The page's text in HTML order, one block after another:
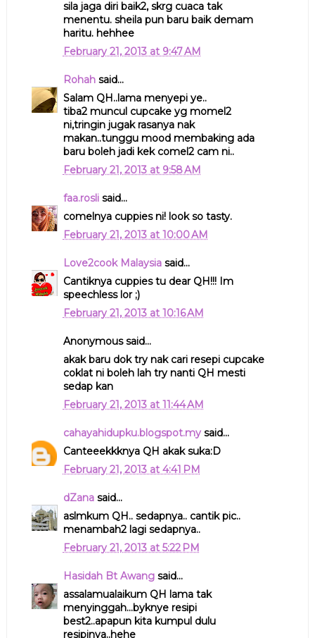
sila jaga diri baik2, skrg cuaca tak
menentu. sheila pun baru baik demam
haritu. hehhee
February 21, 2013 at 9:47 AM
Rohahsaid...
Salam QH..lama menyepi ye..
tiba2 muncul cupcake yg momel2
ni,tringin jugak rasanya nak
makan..tunggu mood membaking ada
baru boleh jadi kek comel2 cam ni..
February 21, 2013 at 9:58 AM
faa.roslisaid...
comelnya cuppies ni! look so tasty.
February 21, 2013 at 10:00 AM
Love2cook Malaysiasaid...
Cantiknya cuppies tu dear QH!!! Im
speechless lor ;)
February 21, 2013 at 10:16 AM
Anonymous said...
akak baru dok try nak cari resepi cupcake
coklat ni boleh lah try nanti QH mesti
sedap kan
February 21, 2013 at 11:44 AM
cahayahidupku.blogspot.mysaid...
Canteeekkknya QH akak suka:D
February 21, 2013 at 4:41 PM
dZanasaid...
aslmkum QH.. sedapnya.. cantik pic..
menambah2 lagi sedapnya..
February 21, 2013 at 5:22 PM
Hasidah Bt Awangsaid...
assalamualaikum QH lama tak
menyinggah...byknye resipi
best2..apapun kita kumpul dulu
resipinya..hehe